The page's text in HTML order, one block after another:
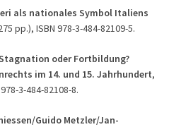
als nationales Symbol Italiens
pp.), ISBN 978-3-484-82109-5.
oder Fortbildung?
im 14. und 15. Jahrhundert,
3-484-82108-8.
Guido Metzler/Jan-